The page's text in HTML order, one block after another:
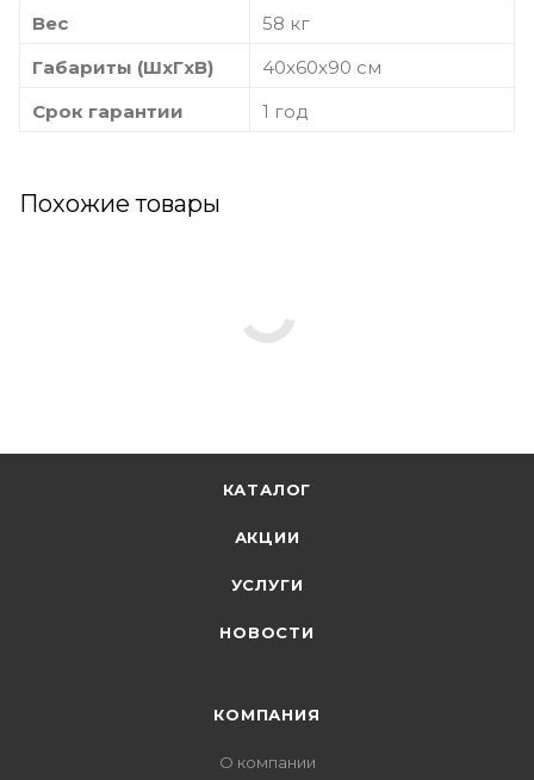
Вес
58 кг
Габариты (ШxГxВ)
40x60x90 см
Срок гарантии
1 год
Похожие товары
КАТАЛОГ
АКЦИИ
УСЛУГИ
НОВОСТИ
КОМПАНИЯ
О компании